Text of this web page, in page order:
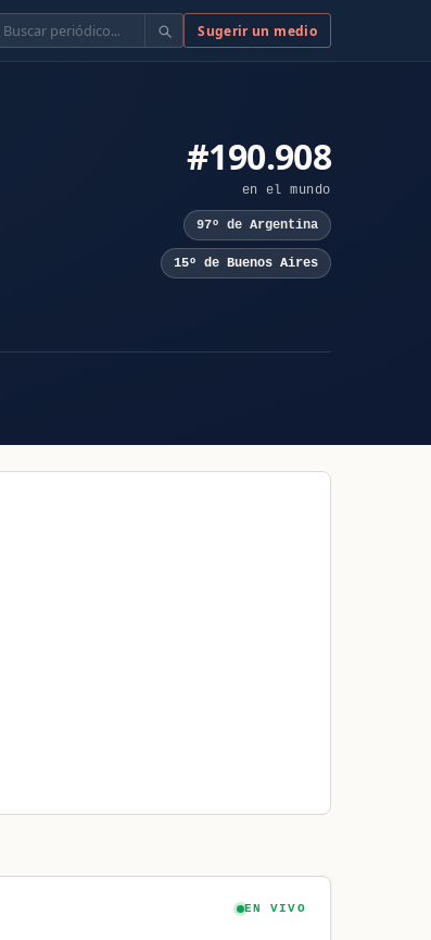
Buscar Sugerir un medio
#190.908
en el mundo
97º de Argentina
15º de Buenos Aires
EN VIVO